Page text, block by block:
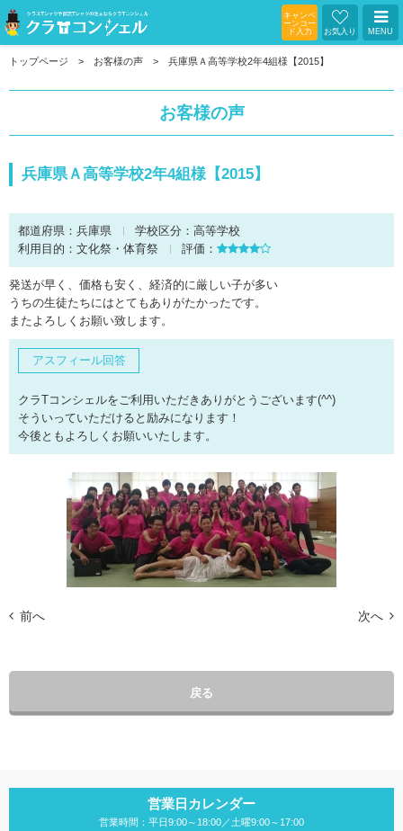
キャンペ
ーンコー
ド入力
お気入り MENU
トップページ お客様の声 兵庫県Ａ高等学校2年4組様【2015】
お客様の声
兵庫県Ａ高等学校2年4組様【2015】
都道府県： 兵庫県 学校区分： 高等学校
利用目的： 文化祭・体育祭 評価：
発送が早く、価格も安く、経済的に厳しい子が多い
うちの生徒たちにはとてもありがたかったです。
またよろしくお願い致します。
アスフィール回答
クラTコンシェルをご利用いただきありがとうございます(^^)
そういっていただけると励みになります！
今後ともよろしくお願いいたします。
前へ 次へ
戻る
営業日カレンダー
営業時間：平日9:00～18:00／土曜9:00～17:00